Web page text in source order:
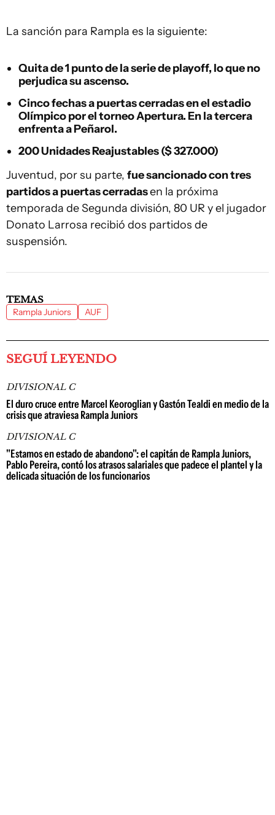
La sanción para Rampla es la siguiente:
Quita de 1 punto de la serie de playoff, lo que no
perjudica su ascenso.
Cinco fechas a puertas cerradas en el estadio
Olímpico por el torneo Apertura. En la tercera
enfrenta a Peñarol.
200 Unidades Reajustables ($ 327.000)
Juventud, por su parte, fue sancionado con tres
partidos a puertas cerradasen la próxima
temporada de Segunda división, 80 UR y el jugador
Donato Larrosa recibió dos partidos de
suspensión.
TEMAS
Rampla Juniors AUF
SEGUÍ LEYENDO
DIVISIONAL C
El duro cruce entre Marcel Keoroglian y Gastón Tealdi en medio de la
crisis que atraviesa Rampla Juniors
DIVISIONAL C
"Estamos en estado de abandono": el capitán de Rampla Juniors,
Pablo Pereira, contó los atrasos salariales que padece el plantel y la
delicada situación de los funcionarios